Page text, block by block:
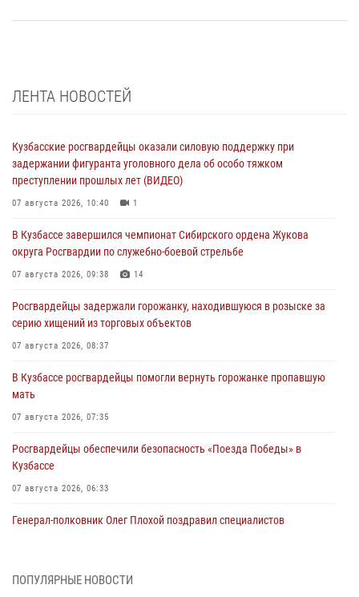
ЛЕНТА НОВОСТЕЙ
Кузбасские росгвардейцы оказали силовую поддержку при
задержании фигуранта уголовного дела об особо тяжком
преступлении прошлых лет (ВИДЕО)
07 августа 2026, 10:40 1
В Кузбассе завершился чемпионат Сибирского ордена Жукова
округа Росгвардии по служебно-боевой стрельбе
07 августа 2026, 09:38 14
Росгвардейцы задержали горожанку, находившуюся в розыске за
серию хищений из торговых объектов
07 августа 2026, 08:37
В Кузбассе росгвардейцы помогли вернуть горожанке пропавшую
мать
07 августа 2026, 07:35
Росгвардейцы обеспечили безопасность «Поезда Победы» в
Кузбассе
07 августа 2026, 06:33
Генерал-полковник Олег Плохой поздравил специалистов
07 августа 2026, 05:32
ПОПУЛЯРНЫЕ НОВОСТИ